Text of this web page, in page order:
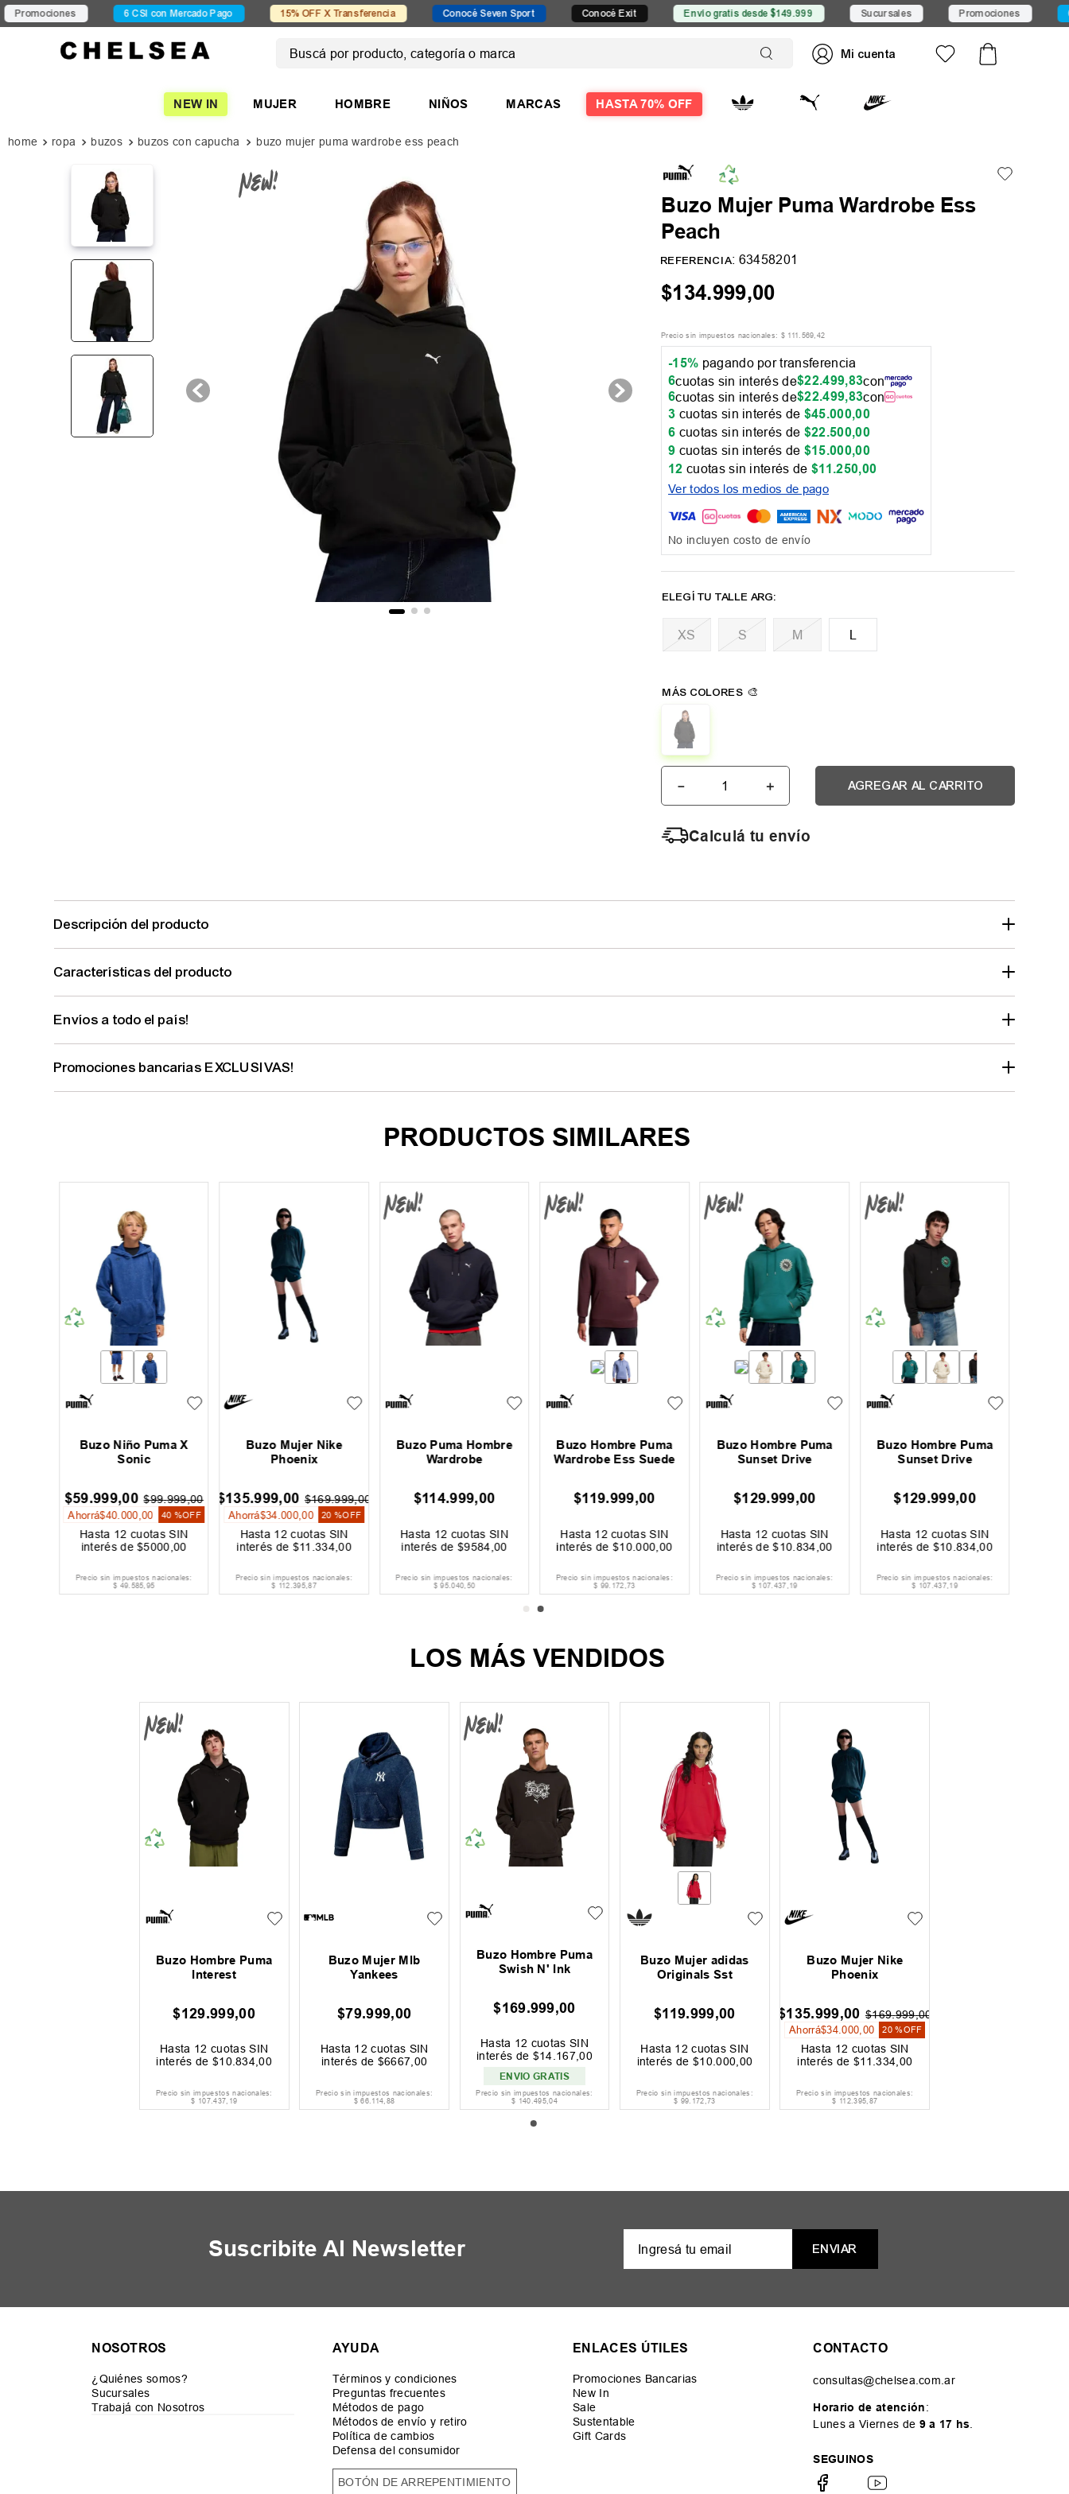
6 CSI con Mercado Pago 15% OFF X Transferencia Conocé Seven Sport Conocé Exit Envío gratis desde $149.999 Sucursales Promociones 6 CSI con
NEW IN MUJER HOMBRE NIÑOS MARCAS HASTA 70% OFF
ropa buzos buzos con capucha buzo mujer puma wardrobe ess peach
Buzo Mujer Puma Wardrobe Ess
Peach
REFERENCIA: 63458201
$134.999,00
Precio sin impuestos nacionales: $ 111.569,42
-15% pagando por transferencia
6cuotas sin interés de$22.499,83con
6cuotas sin interés de$22.499,83con
3 cuotas sin interés de $45.000,00
6 cuotas sin interés de $22.500,00
9 cuotas sin interés de $15.000,00
12 cuotas sin interés de$11.250,00
Ver todos los medios de pago
No incluyen costo de envío
XS M
＋
－ AGREGAR AL CARRITO
Calculá tu envío
Descripción del producto
Características del producto
Envíos a todo el país!
Promociones bancarias EXCLUSIVAS!
PRODUCTOS SIMILARES
Buzo Niño Puma X
Sonic
$59.999,00 $99.999,00
Ahorrá$40. 000,00 40 %OFF
Hasta 12 cuotas SIN
interés de$5000 ,00
Precio sin impuestos nacionales:
$ 49.585,95
Buzo Mujer Nike
Phoenix
$135.999,00 $169.999,00
Ahorrá$34.000,00 20 %OFF
Hasta 12 cuotas SIN
interés de $11 .334 ,00
Precio sin impuestos nacionales:
$ 112.395,87
Buzo Puma Hombre
Wardrobe
$114.999,00
Hasta 12 cuotas SIN
interés de$9584 ,00
Precio sin impuestos nacionales:
$ 95.040,50
Buzo Hombre Puma
Wardrobe Ess Suede
$119.999,00
Hasta 12 cuotas SIN
interés de$10 .000 00
Precio sin impuestos nacionales:
$ 99. 172,73
Buzo Hombre Puma
Sunset Drive
$129.999,00
Hasta 12 cuotas SIN
interés de$10 834 ,00
Precio sin impuestos nacionales:
$ 107.437,19
Buzo Hombre Puma
Sunset Drive
$129.999,00
Hasta 12 cuotas SIN
interés de $10 .834 ,00
Precio sin impuestos nacionales:
$ 107.437,19
LOS MÁS VENDIDOS
Buzo Hombre Puma
Interest
$129.999,00
Hasta 12 cuotas SIN
interés de $10.834,00
Precio sin impuestos nacionales:
$ 107.437, 19
Buzo Mujer Mlb
Yankees
$79.999,00
Hasta 12 cuotas SIN
interés de $6667,00
Precio sin impuestos nacionales:
$ 66.114,88
Buzo Hombre Puma
Swish N' Ink
$169.999,00
Hasta 12 cuotas SIN
interés de $14.167,00
ENVIO GRATIS
Precio sin impuestos nacionales:
$ 140.495,04
Buzo Mujer adidas
Originals Sst
$119.999,00
Hasta 12 cuotas SIN
interés de$10.000,00
Precio sin impuestos nacionales:
$ 99. 172,73
Buzo Mujer Nike
Phoenix
$135.999,00 $169.999,00
Ahorrá$34.000,00 20 %OFF
Hasta 12 cuotas SIN
interés de $11.334,00
Precio sin impuestos nacionales:
$ 112.395,87
Suscribite Al Newsletter ENVIAR
NOSOTROS
¿Quiénes somos?
Sucursales
Trabajá con Nosotros
AYUDA
Términos y condiciones
Preguntas frecuentes
Métodos de pago
Métodos de envío y retiro
Política de cambios
Defensa del consumidor
BOTÓN DE ARREPENTIMIENTO
ENLACES ÚTILES
Promociones Bancarias
New In
Sale
Sustentable
Gift Cards
CONTACTO
consultas@chelsea.com.ar
Horario de atención:
Lunes a Viernes de 9 a 17 hs
SEGUINOS
2.
nike